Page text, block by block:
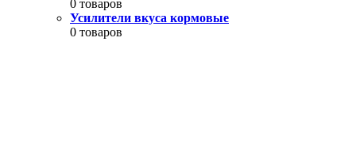
0 товаров
Усилители вкуса кормовые
0 товаров